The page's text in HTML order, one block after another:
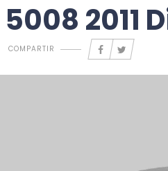
2011
COMPARTIR